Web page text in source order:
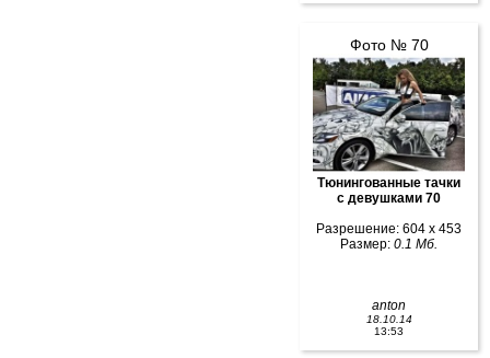
Фото № 70
Тюнингованные тачки
с девушками 70
Разрешение: 604 x 453
Размер: 0.1 Мб.
anton
18.10.14
13:53